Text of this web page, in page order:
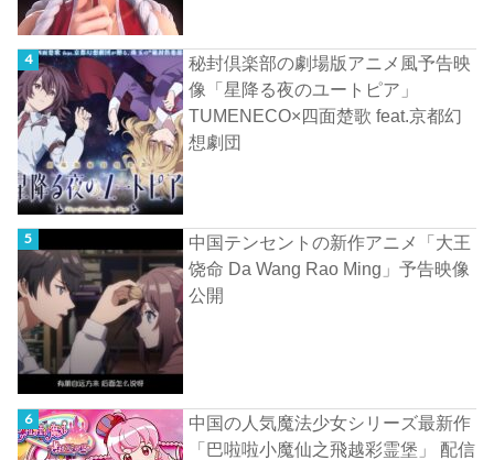
秘封倶楽部の劇場版アニメ風予告映
像「星降る夜のユートピア」
TUMENECO×四面楚歌 feat.京都幻
想劇団
中国テンセントの新作アニメ「大王
饶命 Da Wang Rao Ming」予告映像
公開
中国の人気魔法少女シリーズ最新作
「巴啦啦小魔仙之飛越彩霊堡」 配信